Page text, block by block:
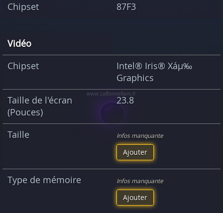
Chipset
87F3
Vidéo
Chipset
Intel® Iris® Xáµ‰
Graphics
Taille de l'écran
(Pouces)
23.8
Taille Infos manquante
Ajouter
Type de mémoire Infos manquante
Ajouter